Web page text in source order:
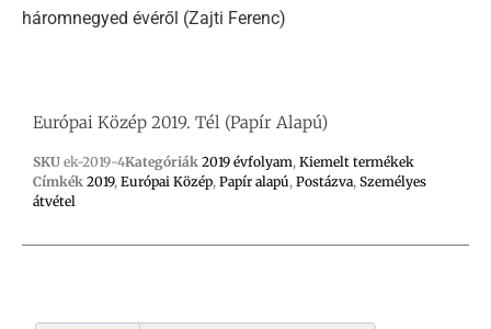
háromnegyed évéről (Zajti Ferenc)
Európai Közép 2019. Tél (Papír Alapú)
SKU ek-2019-4Kategóriák 2019 évfolyam, Kiemelt termékek
Címkék 2019, Európai Közép, Papír alapú, Postázva, Személyes
átvétel